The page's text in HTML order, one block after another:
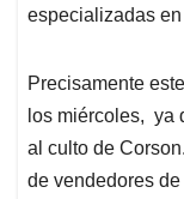
especializadas
Precisamente
los miércoles, ya
al culto de
de vendedores